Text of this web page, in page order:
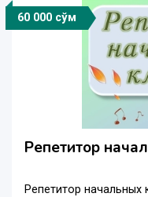
60 000 сўм
Репетитор
Репетитор